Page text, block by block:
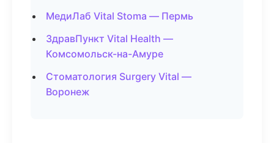
МедиЛаб Vital Stoma — Пермь
ЗдравПункт Vital Health —
Комсомольск-на-Амуре
Стоматология Surgery Vital —
Воронеж